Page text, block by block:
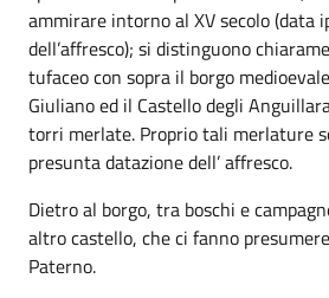
ammirare intorno al XV secolo (data
dell’affresco); si distinguono
tufaceo con sopra il borgo
Giuliano ed il Castello degli
torri merlate. Proprio tali merlature
presunta datazione dell’ affresco.
Dietro al borgo, tra boschi e
altro castello, che ci fanno
Paterno.